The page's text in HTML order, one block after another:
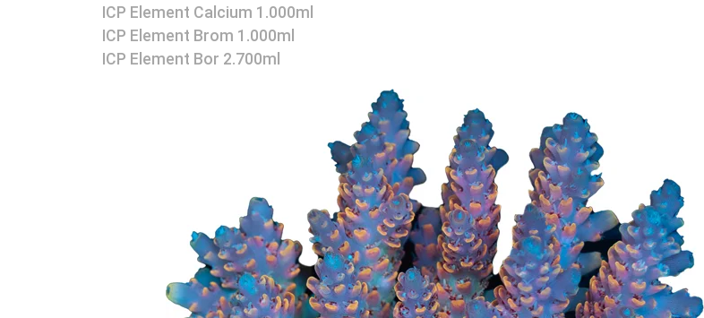
ICP Element Calcium 1.000ml
ICP Element Brom 1.000ml
ICP Element Bor 2.700ml